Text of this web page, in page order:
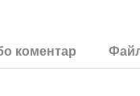
коментар